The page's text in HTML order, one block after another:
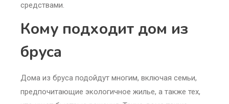
средствами.
Кому подходит дом из
бруса
Дома из бруса подойдут многим, включая семьи,
предпочитающие экологичное жилье, а также тех,